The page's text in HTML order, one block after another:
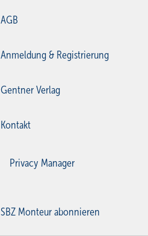
AGB
Anmeldung & Registrierung
Gentner Verlag
Kontakt
Privacy Manager
SBZ Monteur abonnieren